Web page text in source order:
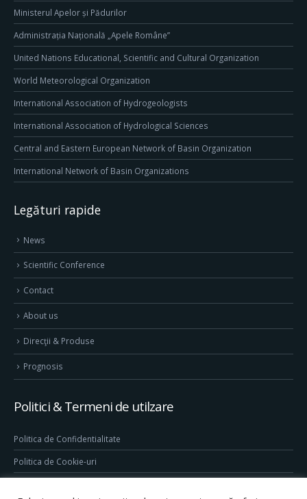
Ministerul Apelor și Pădurilor
Administrația Națională „Apele Române”
United Nations Educational, Scientific and Cultural Organization
World Meteorological Organization
International Association of Hydrogeologists
International Association of Hydrological Sciences
Central and Eastern European Network of Basin Organization
International Network of Basin Organizations
Legături rapide
News
Scientific Conference
Contact
About us
Direcţii & Produse
Prognosis
Politici & Termeni de utilzare
Politica de Confidentialitate
Politica de Cookie-uri